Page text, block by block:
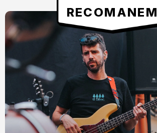
RECOMANEM